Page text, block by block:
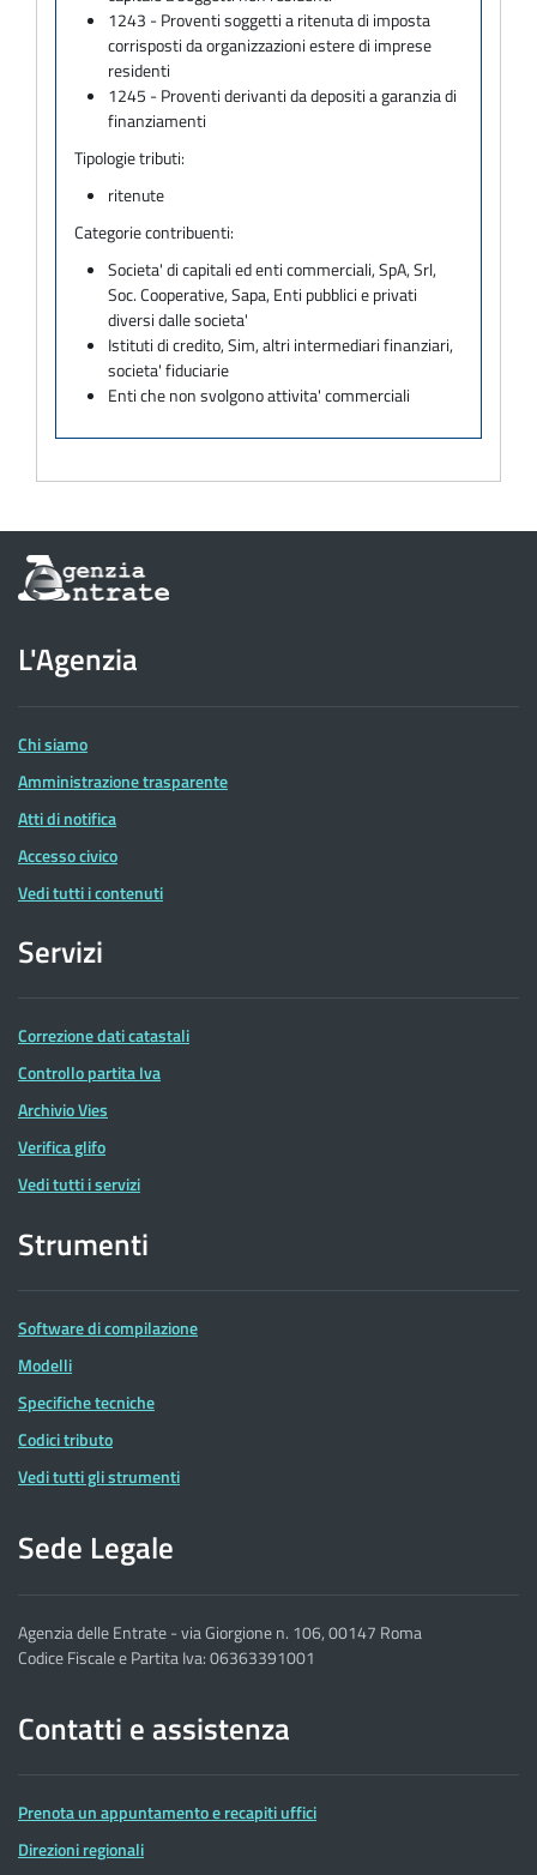
1243 - Proventi soggetti a ritenuta di imposta
corrisposti da organizzazioni estere di imprese
residenti
1245 - Proventi derivanti da depositi a garanzia di
finanziamenti
Tipologie tributi:
ritenute
Categorie contribuenti:
Societa' di capitali ed enti commerciali, SpA, Srl,
Soc. Cooperative, Sapa, Enti pubblici e privati
diversi dalle societa'
Istituti di credito, Sim, altri intermediari finanziari,
societa' fiduciarie
Enti che non svolgono attivita' commerciali
Informazioni
sul
dell'Agenzia
delle
Entrate
L'Agenzia
Chi siamo
Amministrazione trasparente
Atti di notifica
Accesso civico
Vedi tutti i contenuti
Servizi
Correzione dati catastali
Controllo partita Iva
Archivio Vies
Verifica glifo
Vedi tutti i servizi
Strumenti
Software di compilazione
Modelli
Specifiche tecniche
Codici tributo
Vedi tutti gli strumenti
Sede Legale
Agenzia delle Entrate - via Giorgione n. 106, 00147 Roma
Codice Fiscale e Partita Iva: 06363391001
Contatti e assistenza
Prenota un appuntamento e recapiti uffici
Direzioni regionali